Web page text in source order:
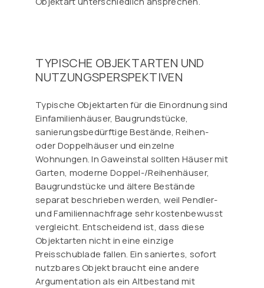
TYPISCHE OBJEKTARTEN UND
NUTZUNGSPERSPEKTIVEN
Typische Objektarten für die Einordnung sind
Einfamilienhäuser, Baugrundstücke,
sanierungsbedürftige Bestände, Reihen-
oder Doppelhäuser und einzelne
Wohnungen. In Gaweinstal sollten Häuser mit
Garten, moderne Doppel-/Reihenhäuser,
Baugrundstücke und ältere Bestände
separat beschrieben werden, weil Pendler-
und Familiennachfrage sehr kostenbewusst
vergleicht. Entscheidend ist, dass diese
Objektarten nicht in eine einzige
Preisschublade fallen. Ein saniertes, sofort
nutzbares Objekt braucht eine andere
Argumentation als ein Altbestand mit